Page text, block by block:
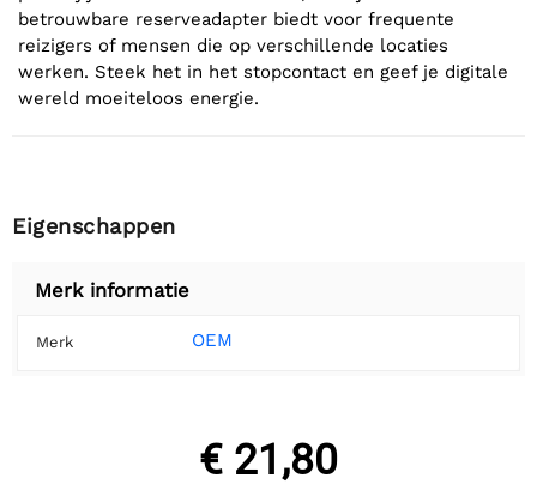
betrouwbare reserveadapter biedt voor frequente
reizigers of mensen die op verschillende locaties
werken. Steek het in het stopcontact en geef je digitale
wereld moeiteloos energie.
Eigenschappen
Merk informatie
Merk OEM
€ 21,80